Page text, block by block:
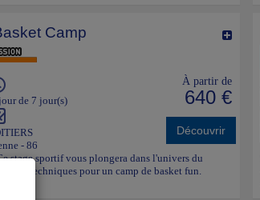
Camp
de 7 jour(s)
- 86
À partir de
640 €
Découvrir
stage sportif vous plongera dans l'univers du
techniques pour un camp de basket fun.